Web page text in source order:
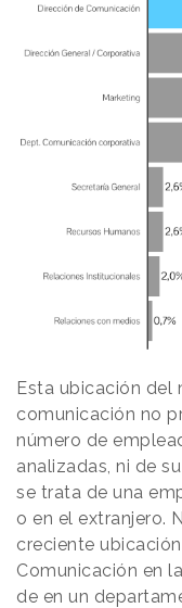
Esta ubicación del
comunicación no
número de
analizadas, ni de
se trata de una
o en el extranjero.
creciente
Comunicación en
de en un